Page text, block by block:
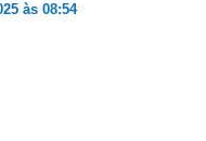
às 08:54